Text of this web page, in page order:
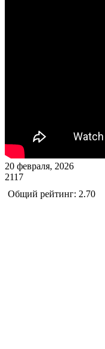
20 февраля, 2026
2117
Общий рейтинг: 2.70